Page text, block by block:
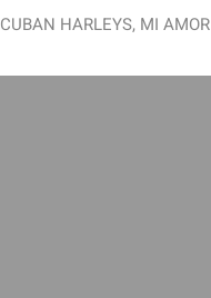
CUBAN HARLEYS, MI AMOR